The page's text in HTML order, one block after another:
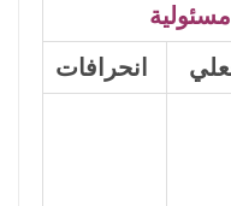
انحرافات